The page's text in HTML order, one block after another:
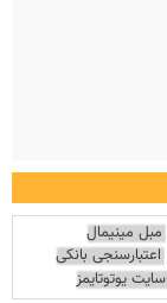
مبل مینیمال
اعتبارسنجی بانکی
سایت یوتوتایمز